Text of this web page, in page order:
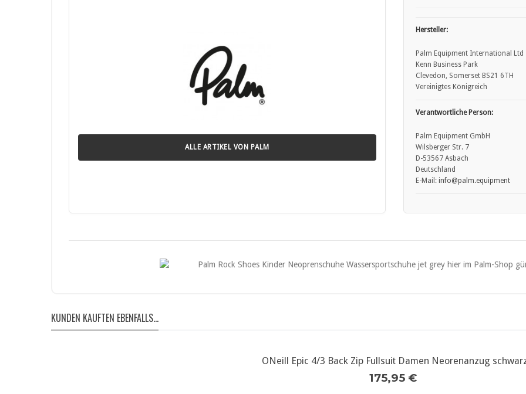
ALLE ARTIKEL VON PALM
Hersteller:
Palm Equipment International Ltd
Kenn Business Park
Clevedon, Somerset BS21 6TH
Vereinigtes Königreich
Verantwortliche Person:
Palm Equipment GmbH
Wilsberger Str. 7
D-53567 Asbach
Deutschland
E-Mail: info@palm.equipment
KUNDEN KAUFTEN EBENFALLS...
weitere Infos...
ONeill Epic 4/3 Back Zip Fullsuit Damen Neorenanzug
175,95 €